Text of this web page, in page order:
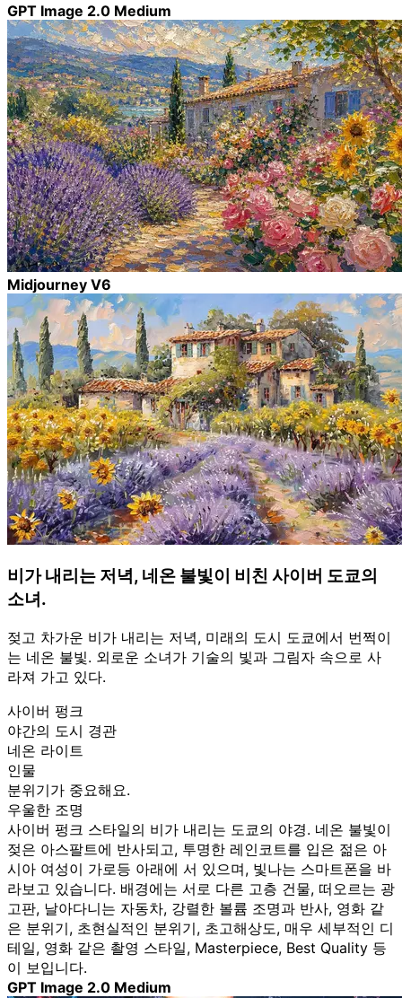
GPT Image 2.0 Medium
Midjourney V6
비가 내리는 저녁, 네온 불빛이 비친 사이버 도쿄의
소녀.
젖고 차가운 비가 내리는 저녁, 미래의 도시 도쿄에서 번쩍이
는 네온 불빛. 외로운 소녀가 기술의 빛과 그림자 속으로 사
라져 가고 있다.
사이버 펑크
야간의 도시 경관
네온 라이트
인물
분위기가 중요해요.
우울한 조명
사이버 펑크 스타일의 비가 내리는 도쿄의 야경. 네온 불빛이
젖은 아스팔트에 반사되고, 투명한 레인코트를 입은 젊은 아
시아 여성이 가로등 아래에 서 있으며, 빛나는 스마트폰을 바
라보고 있습니다. 배경에는 서로 다른 고층 건물, 떠오르는 광
고판, 날아다니는 자동차, 강렬한 볼륨 조명과 반사, 영화 같
은 분위기, 초현실적인 분위기, 초고해상도, 매우 세부적인 디
테일, 영화 같은 촬영 스타일, Masterpiece, Best Quality 등
이 보입니다.
GPT Image 2.0 Medium